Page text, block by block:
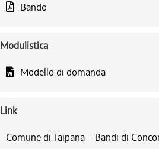
Bando
Modulistica
Modello di domanda
Link
Comune di Taipana – Bandi di